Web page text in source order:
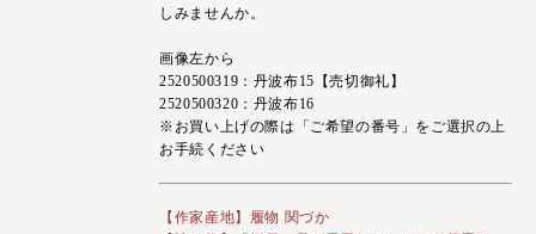
しみませんか。
画像左から
2520500319：丹波布15【売切御礼】
2520500320：丹波布16
※お買い上げの際は「ご希望の番号」をご選択の上
お手続ください
【作家産地】履物 関づか